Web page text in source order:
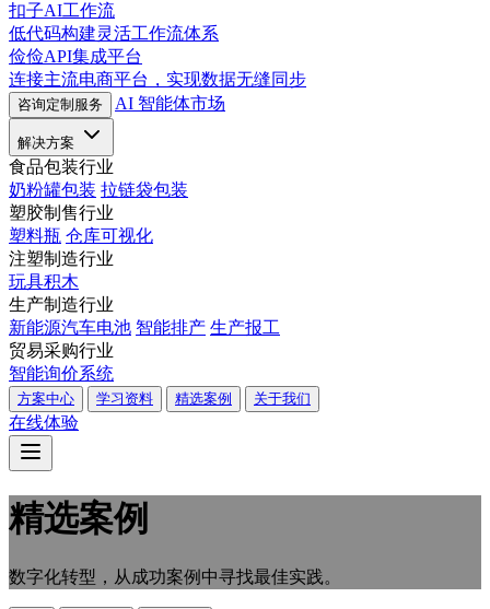
扣子AI工作流
低代码构建灵活工作流体系
俭俭API集成平台
连接主流电商平台，实现数据无缝同步
咨询定制服务 AI 智能体市场
解决方案
食品包装行业
奶粉罐包装 拉链袋包装
塑胶制售行业
塑料瓶 仓库可视化
注塑制造行业
玩具积木
生产制造行业
新能源汽车电池 智能排产 生产报工
贸易采购行业
智能询价系统
方案中心 学习资料 精选案例 关于我们
在线体验
精选案例
数字化转型，从成功案例中寻找最佳实践。